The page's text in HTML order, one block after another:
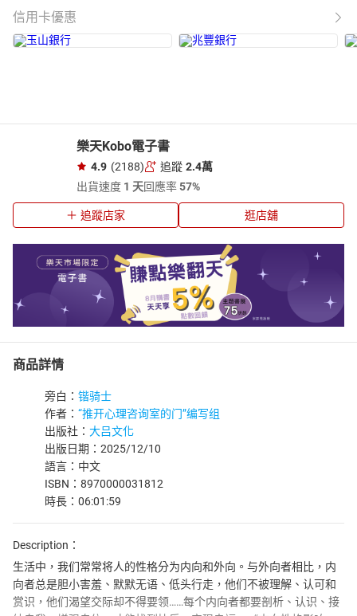
信用卡優惠
樂天Kobo電子書
4.9 (2188) 追蹤 2.4萬
出貨速度 1 天回應率57%
追蹤店家 逛店舖
商品詳情
旁白： 锴骑士
作者： “推开心理咨询室的门”编写组
出版社： 大吕文化
出版日期：2025/12/10
語言：中文
ISBN：8970000031812
時長：06:01:59
Description：
生活中，我们常常将人的性格分为内向和外向。与外向者相比，内
向者总是胆小害羞、默默无语、低头行走，他们不被理解、认可和
赏识，他们渴望交际却不得要领……每个内向者都要剖析、认识、接